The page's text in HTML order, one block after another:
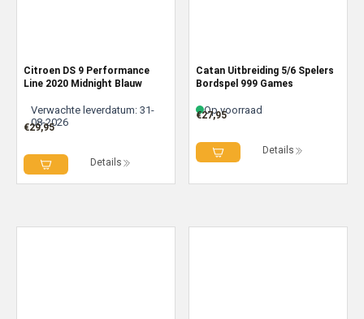
Citroen DS 9 Performance
Line 2020 Midnight Blauw
Verwachte leverdatum: 31-
08-2026
€29,95
Details
Catan Uitbreiding 5/6 Spelers
Bordspel 999 Games
Op voorraad
€27,95
Details